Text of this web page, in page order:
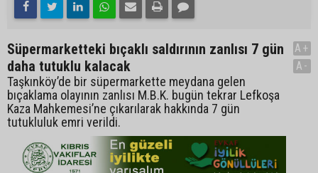
Süpermarketteki bıçaklı saldırının zanlısı 7 gün
daha tutuklu kalacak
Taşkınköy’de bir süpermarkette meydana gelen
bıçaklama olayının zanlısı M.B.K. bugün tekrar Lefkoşa
Kaza Mahkemesi’ne çıkarılarak hakkında 7 gün
tutukluluk emri verildi.
A+
A-